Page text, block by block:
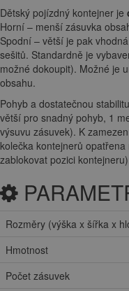
Dětský pojízdný kontejner je
Horní – menší zásuvka
Spodní – větší je pak
sešitů. Standardně je
možné dokoupit). Možné je
obsahu.
Pohyb a dostatečnou
větší pro snadný pohyb, 1
výsuvu zásuvek). K
kolečka kontejnerů
zablokovat pozici
Rozměry (výška x šířka x
Hmotnost
Počet zásuvek